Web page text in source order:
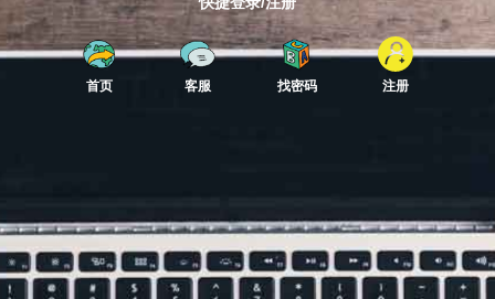
首页 客服 找密码 注册